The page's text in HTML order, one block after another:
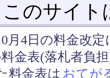
このサイト
月4日の料金改
金表(落札者負
料金表は おてが